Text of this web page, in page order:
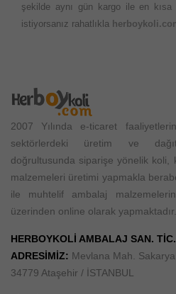
şekilde aynı gün kargo ile en kısa
istiyorsanız rahatlıkla
2007 Yılında e-ticaret
sektörlerdeki üretim ve
doğrultusunda siparişe yönelik koli,
malzemeleri üretimi yapmakla
ile muhtelif ambalaj
üzerinden online olarak yapmaktadır.
HERBOYKOLİ AMBALAJ SAN.
ADRESİMİZ: Mevlana Mah.
34779 Ataşehir / İSTANBUL